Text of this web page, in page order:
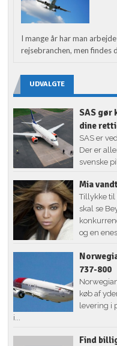
I mange år har man
rejsebranchen, men findes
UDVALGTE
SAS gør
dine
SAS er
Der er
svenske
Mia
Tillykke til
skal se
og en
737-800
køb af
levering i
i...
Find